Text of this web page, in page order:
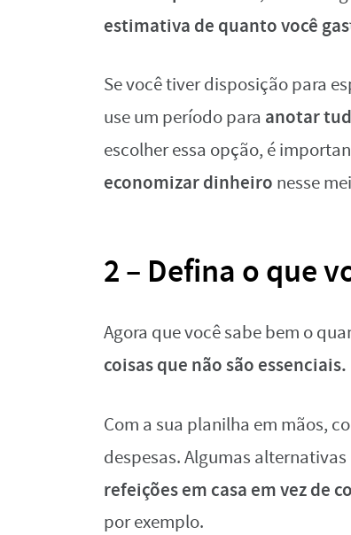
estimativa de quanto você
Se você tiver disposição para
use um período para anotar
escolher essa opção, é
economizar dinheiro nesse
2 – Defina o que
Agora que você sabe bem o
coisas que não são essenciais.
Com a sua planilha em mãos,
despesas. Algumas
refeições em casa em vez de
por exemplo.